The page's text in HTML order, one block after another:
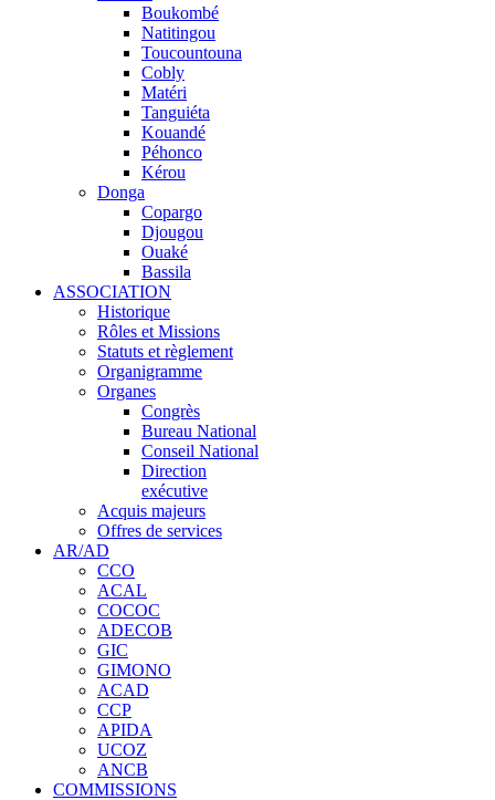
Boukombé
Natitingou
Toucountouna
Cobly
Matéri
Tanguiéta
Kouandé
Péhonco
Kérou
Donga
Copargo
Djougou
Ouaké
Bassila
ASSOCIATION
Historique
Rôles et Missions
Statuts et règlement
Organigramme
Organes
Congrès
Bureau National
Conseil National
Direction
exécutive
Acquis majeurs
Offres de services
AR/AD
CCO
ACAL
COCOC
ADECOB
GIC
GIMONO
ACAD
CCP
APIDA
UCOZ
ANCB
COMMISSIONS